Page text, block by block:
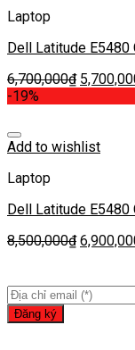
Laptop
Dell Latitude E5480
6,700,000₫
-19%
Add to wishlist
Laptop
Dell Latitude
1920×1080 IPS
8,500,000₫